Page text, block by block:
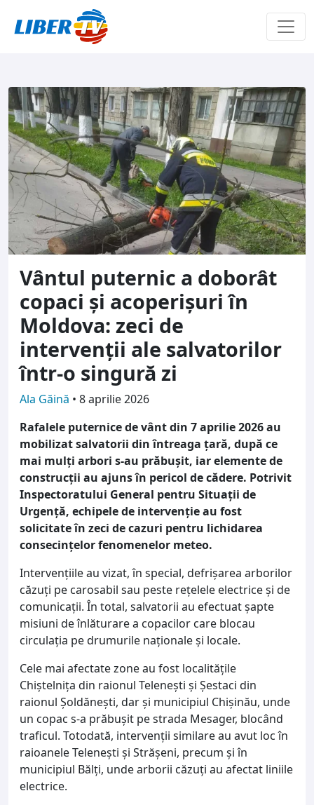
Vântul puternic a doborât
copaci și acoperișuri în
Moldova: zeci de
intervenții ale salvatorilor
într-o singură zi
Ala Găină • 8 aprilie 2026
Rafalele puternice de vânt din 7 aprilie 2026 au
mobilizat salvatorii din întreaga țară, după ce
mai mulți arbori s-au prăbușit, iar elemente de
construcții au ajuns în pericol de cădere. Potrivit
Inspectoratului General pentru Situații de
Urgență, echipele de intervenție au fost
solicitate în zeci de cazuri pentru lichidarea
consecințelor fenomenelor meteo.
Intervențiile au vizat, în special, defrișarea arborilor
căzuți pe carosabil sau peste rețelele electrice și de
comunicații. În total, salvatorii au efectuat șapte
misiuni de înlăturare a copacilor care blocau
circulația pe drumurile naționale și locale.
Cele mai afectate zone au fost localitățile
Chiștelnița din raionul Telenești și Șestaci din
raionul Șoldănești, dar și municipiul Chișinău, unde
un copac s-a prăbușit pe strada Mesager, blocând
traficul. Totodată, intervenții similare au avut loc în
raioanele Telenești și Strășeni, precum și în
municipiul Bălți, unde arborii căzuți au afectat liniile
electrice.